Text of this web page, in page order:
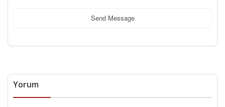
Send Message
Yorum